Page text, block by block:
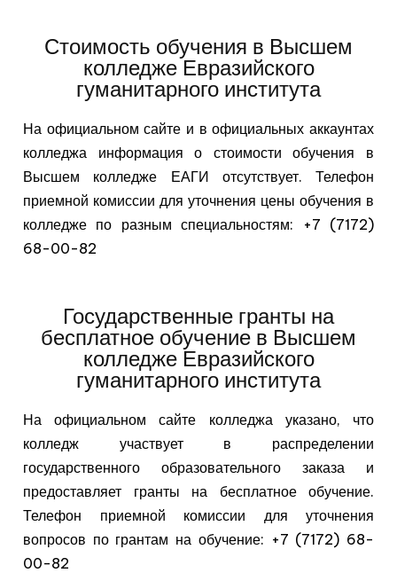
Стоимость обучения в Высшем
колледже Евразийского
гуманитарного института
На официальном сайте и в официальных аккаунтах
колледжа информация о стоимости обучения в
Высшем колледже ЕАГИ отсутствует. Телефон
приемной комиссии для уточнения цены обучения в
колледже по разным специальностям: +7 (7172)
68-00-82
Государственные гранты на
бесплатное обучение в Высшем
колледже Евразийского
гуманитарного института
На официальном сайте колледжа указано, что
колледж участвует в распределении
государственного образовательного заказа и
предоставляет гранты на бесплатное обучение.
Телефон приемной комиссии для уточнения
вопросов по грантам на обучение: +7 (7172) 68-
00-82